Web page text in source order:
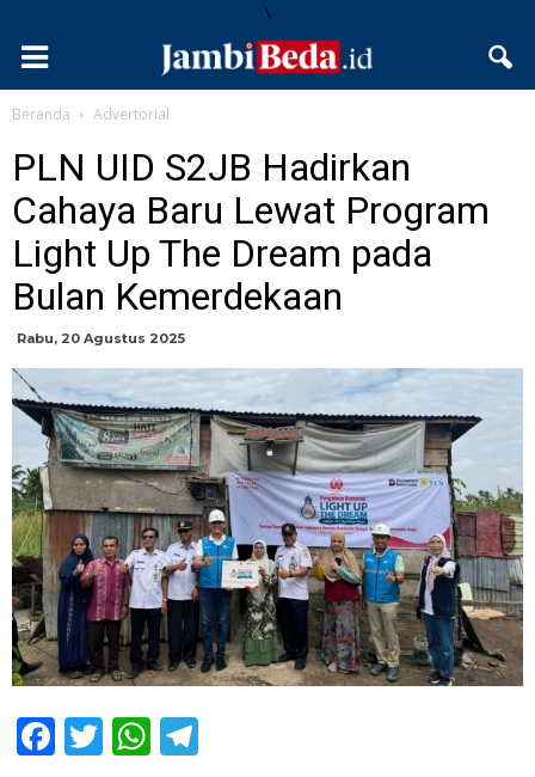
\
Beranda Advertorial
PLN UID S2JB Hadirkan
Cahaya Baru Lewat Program
Light Up The Dream pada
Bulan Kemerdekaan
Rabu, 20 Agustus 2025
Facebook
TwitterWhatsApp